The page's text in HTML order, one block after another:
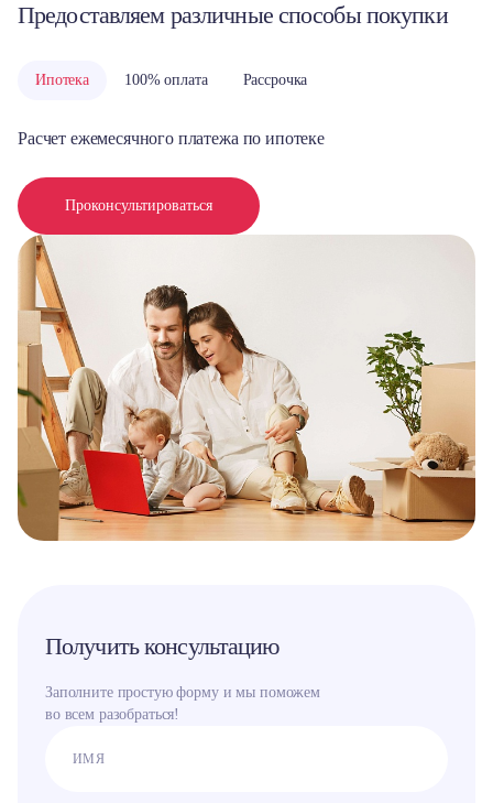
Предоставляем различные способы покупки
Ипотека 100% оплата Рассрочка
Расчет ежемесячного платежа по ипотеке
Проконсультироваться
Получить консультацию
Заполните простую форму и мы поможем
во всем разобраться!